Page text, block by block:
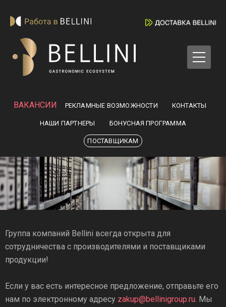
ВАКАНСИИ РЕКЛАМНЫЕ ВОЗМОЖНОСТИ КОНТАКТЫ
НАШИ ПАРТНЕРЫ БОНУСНАЯ ПРОГРАММА
ПОСТАВЩИКАМ
Группа компаний Bellini всегда открыта для
сотрудничества с производителями и поставщиками
продукции!
Если у вас есть интересное предложение, отправьте его
нам по электронному адресу zakup@bellinigroup.ru. Мы